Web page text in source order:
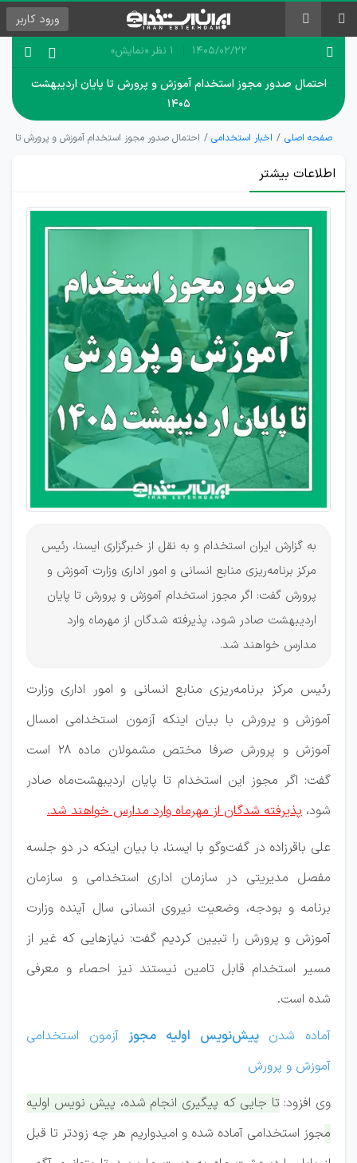
ورود کاربر
۱۴۰۵/۰۲/۲۲ 1 نظر «نمایش»
احتمال صدور مجوز استخدام آموزش و پرورش تا پایان اردیبهشت
۱۴۰۵
صفحه اصلی اخبار استخدامی احتمال صدور مجوز استخدام آموزش و پرورش تا پایان
اطلاعات بیشتر
آماده شدن
اولیه مجوز
آزمون
استخدامی
آموزش و
پرورش
به گزارش ایران استخدام و به نقل از خبرگزاری ایسنا، رئیس
مرکز برنامه‌ریزی منابع انسانی و امور اداری وزارت آموزش و
پرورش گفت: اگر مجوز استخدام آموزش و پرورش تا پایان
اردیبهشت صادر شود، پذیرفته شدگان از مهرماه وارد
مدارس خواهند شد.
رئیس مرکز برنامه‌ریزی منابع انسانی و امور اداری وزارت
آموزش و پرورش با بیان اینکه آزمون استخدامی امسال
آموزش و پرورش صرفا مختص مشمولان ماده ۲۸ است
گفت: اگر مجوز این استخدام تا پایان اردیبهشت‌ماه صادر
شود، پذیرفته شدگان از مهرماه وارد مدارس خواهند شد.
علی باقرزاده در گفت‌وگو با ایسنا، با بیان اینکه در دو جلسه
مفصل مدیریتی در سازمان اداری استخدامی و سازمان
برنامه و بودجه، وضعیت نیروی انسانی سال آینده‌ وزارت
آموزش و پرورش را تبیین کردیم گفت: نیازهایی که غیر از
مسیر استخدام قابل تامین نیستند نیز احصاء و معرفی
شده است.
آماده شدنپیش‌نویس اولیه مجوزآزمون استخدامی
آموزش و پرورش
وی افزود: تا جایی که پیگیری انجام شده، پیش نویس اولیه
مجوز استخدامی آماده شده و امیدواریم هر چه زودتر تا قبل